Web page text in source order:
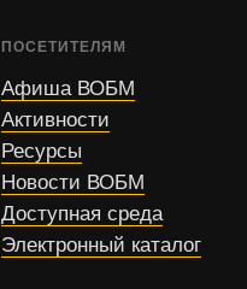
ПОСЕТИТЕЛЯМ
Афиша ВОБМ
Активности
Ресурсы
Новости ВОБМ
Доступная среда
Электронный каталог